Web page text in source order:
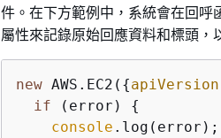
件。在下方範例中，系統會在回呼
屬性來記錄原始回應資料和標頭，
new AWS.EC2( {apiVersion
if (error) {
console .log(error);